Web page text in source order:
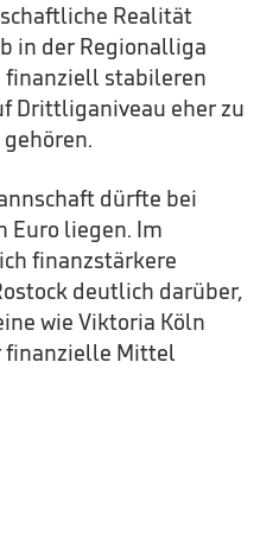
Realität
in der Regionalliga
finanziell stabileren
Drittliganiveau eher zu
dürfte bei
Euro liegen. Im
finanzstärkere
deutlich darüber,
wie Viktoria Köln
finanzielle Mittel